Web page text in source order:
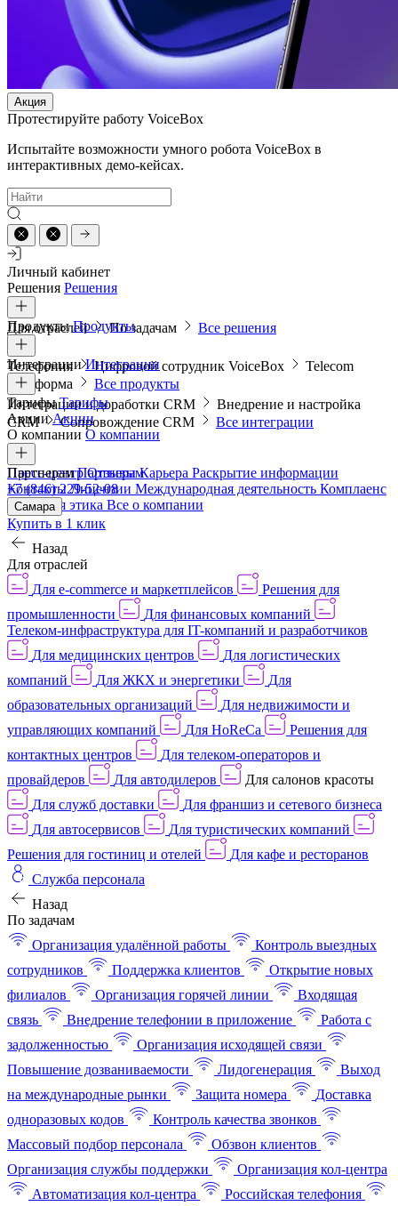
Акция
Протестируйте работу VoiceBox
Испытайте возможности умного робота VoiceBox в
интерактивных демо-кейсах.
Личный кабинет
Решения Решения
Для отраслей По задачам Все решения
ПродуктыПродукты
Телефония Цифровой сотрудник VoiceBox
Telecom
платформа
Все продукты
ИнтеграцииИнтеграции
Интеграции и доработки CRM
Внедрение и настройка
CRM
Сопровождение CRM Все интеграции
ТарифыТарифы
АкцииАкции
О компании О компании
Пресс-центрОтзывыКарьера Раскрытие информации
КонтактыЛицензии Международная деятельность Комплаенс
и деловая этика Все о компании
ПартнерамПартнерам
+7 (846) 229-52-08
Самара
Купить в 1 клик
Назад
Для отраслей
Для e-commerce и маркетплейсов
Решения для
промышленности
Для финансовых компаний
Телеком-инфраструктура для IT-компаний и разработчиков
Для медицинских центров
Для логистических
компаний
Для ЖКХ и энергетики
Для
образовательных организаций
Для недвижимости и
управляющих компаний
Для HoReCa
Решения для
контактных центров
Для телеком-операторов и
провайдеров
Для автодилеров
Для салонов красоты
Для служб доставки
Для франшиз и сетевого бизнеса
Для автосервисов
Для туристических компаний
Решения для гостиниц и отелей
Для кафе и ресторанов
Служба персонала
Назад
По задачам
Организация удалённой работы
Контроль выездных
сотрудников
Поддержка клиентов
Открытие новых
филиалов
Организация горячей линии
Входящая
связь
Внедрение телефонии в приложение
Работа с
задолженностью
Организация исходящей связи
Повышение дозваниваемости
Лидогенерация
Выход
на международные рынки
Защита номера
Доставка
одноразовых кодов
Контроль качества звонков
Массовый подбор персонала
Обзвон клиентов
Организация службы поддержки
Организация кол-центра
Автоматизация кол-центра
Российская телефония